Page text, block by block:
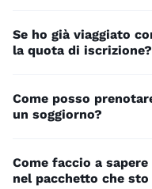
Se ho già viaggiato
la quota di iscrizione?
Come posso
un soggiorno?
Come faccio a
nel pacchetto che